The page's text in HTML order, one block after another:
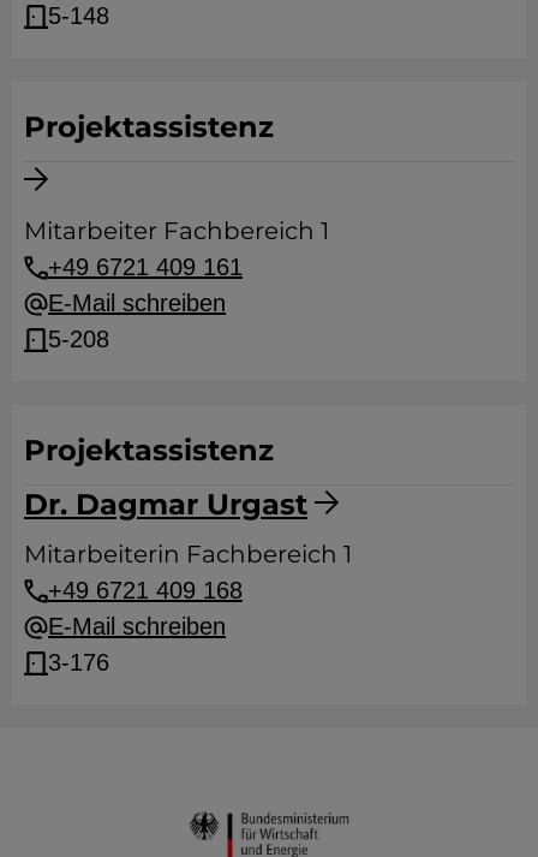
5-148
Projektassistenz
Mitarbeiter Fachbereich 1
+49 6721 409 161
E-Mail schreiben
5-208
Dr. Dagmar Urgast
Projektassistenz
Mitarbeiterin Fachbereich 1
+49 6721 409 168
E-Mail schreiben
3-176